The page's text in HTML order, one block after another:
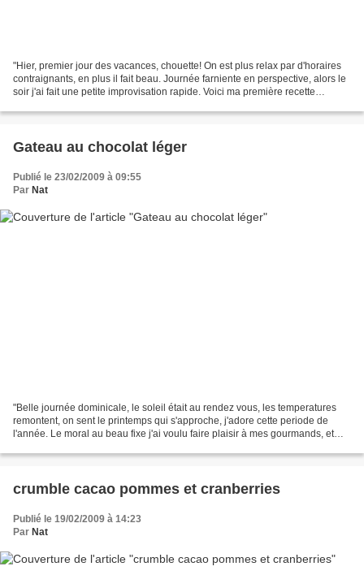
"Hier, premier jour des vacances, chouette! On est plus relax par d'horaires
contraignants, en plus il fait beau. Journée farniente en perspective, alors le
soir j'ai fait une petite improvisation rapide. Voici ma première recette
Gateau au chocolat léger
Publié le 23/02/2009 à 09:55
Par Nat
"Belle journée dominicale, le soleil était au rendez vous, les temperatures
remontent, on sent le printemps qui s'approche, j'adore cette periode de
l'année. Le moral au beau fixe j'ai voulu faire plaisir à mes gourmands, et
crumble cacao pommes et cranberries
Publié le 19/02/2009 à 14:23
Par Nat